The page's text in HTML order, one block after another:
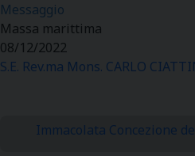
Messaggio
Massa marittima
08/12/2022
S.E. Rev.ma Mons. CARLO
Immacolata Concezione